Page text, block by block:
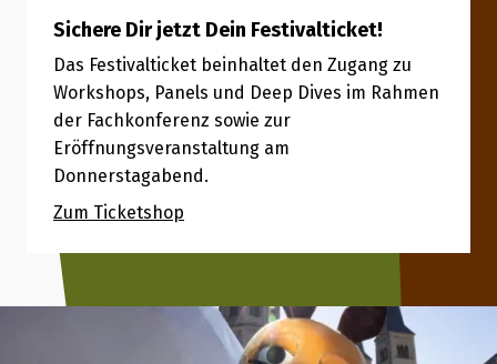
Sichere Dir jetzt Dein Festivalticket!
Das Festivalticket beinhaltet den Zugang zu
Workshops, Panels und Deep Dives im Rahmen
der Fachkonferenz sowie zur
Eröffnungsveranstaltung am
Donnerstagabend.
Zum Ticketshop